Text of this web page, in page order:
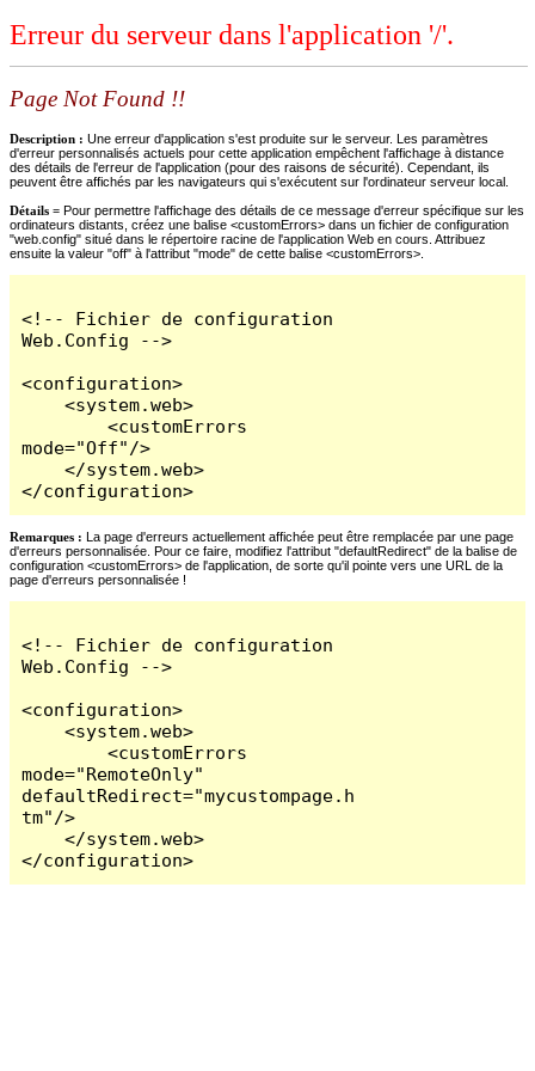
Erreur du serveur dans l'application '/'.
Page Not Found !!
Description : Une erreur d'application s'est produite sur le serveur. Les paramètres
d'erreur personnalisés actuels pour cette application empêchent l'affichage à distance
des détails de l'erreur de l'application (pour des raisons de sécurité). Cependant, ils
peuvent être affichés par les navigateurs qui s'exécutent sur l'ordinateur serveur local.
Détails = Pour permettre l'affichage des détails de ce message d'erreur spécifique sur les
ordinateurs distants, créez une balise <customErrors> dans un fichier de configuration
"web.config" situé dans le répertoire racine de l'application Web en cours. Attribuez
ensuite la valeur "off" à l'attribut "mode" de cette balise <customErrors>.
<!-- Fichier de configuration
Web.Config -->
<configuration>
    <system.web>
        <customErrors
mode="Off"/>
    </system.web>
</configuration>
Remarques : La page d'erreurs actuellement affichée peut être remplacée par une page
d'erreurs personnalisée. Pour ce faire, modifiez l'attribut "defaultRedirect" de la balise de
configuration <customErrors> de l'application, de sorte qu'il pointe vers une URL de la
page d'erreurs personnalisée !
<!-- Fichier de configuration
Web.Config -->
<configuration>
    <system.web>
        <customErrors
mode="RemoteOnly"
defaultRedirect="mycustompage.h
tm"/>
    </system.web>
</configuration>